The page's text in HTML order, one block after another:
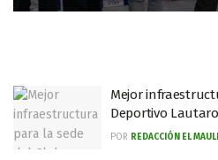
Mejor
Deportivo
POR REDACCIÓN EL